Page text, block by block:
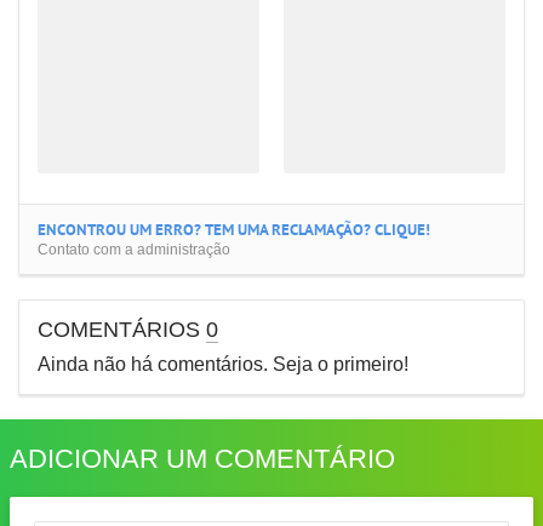
ENCONTROU UM ERRO? TEM UMA RECLAMAÇÃO? CLIQUE!
Contato com a administração
COMENTÁRIOS 0
Ainda não há comentários. Seja o primeiro!
ADICIONAR UM COMENTÁRIO